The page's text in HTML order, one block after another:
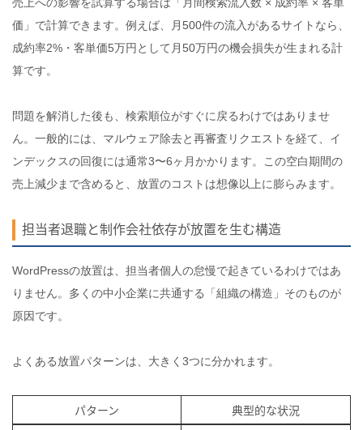
価」で計算できます。例えば、月500件の流入があるサイトなら、
成約率2%・客単価5万円として月50万円の機会損失が生まれる計
算です。
問題を解消した後も、検索順位がすぐに戻るわけではありませ
ん。一般的には、マルウェア除去と再審査リクエストを経て、イ
ンデックスの回復には通常3〜6ヶ月かかります。この空白期間の
売上減少まで含めると、放置のコストは想像以上に膨らみます。
担当者退職と制作会社依存が放置を生む構造
WordPressの放置は、担当者個人の怠慢で起きているわけではあ
りません。多くの中小企業に共通する「組織の構造」そのものが
原因です。
よくある放置パターンは、大きく3つに分かれます。
パターン
典型的な状況